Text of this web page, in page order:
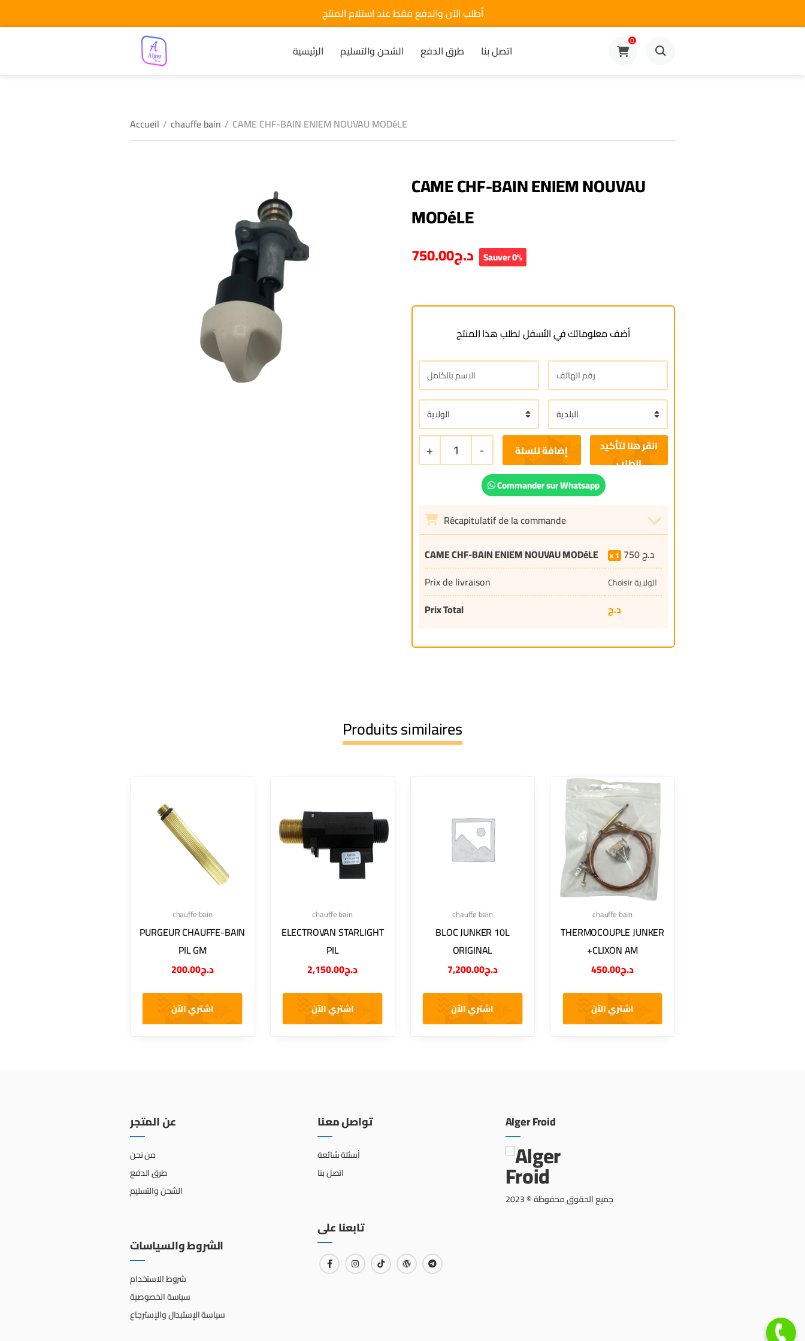
أطلب الآن والدفع فقط عند استلام المنتج
الرئيسية الشحن والتسليم طرق الدفع اتصل بنا
0
Accueil / chauffe bain / CAME CHF-BAIN ENIEM NOUVAU MODéLE
CAME CHF-BAIN ENIEM NOUVAU
MODéLE
د.ج750.00 Sauver 0%
أضف معلوماتك في الأسفل لطلب هذا المنتج
+ 1 - إضافة للسلة
Commander sur Whatsapp
Récapitulatif de la commande
CAME CHF-BAIN ENIEM NOUVAU MODéLE
1 750د.ج
Prix de livraison
Choisir الولاية
Prix Total د.ج
Produits similaires
chauffe bain
PURGEUR CHAUFFE-BAIN
PIL GM
د.ج200.00
اشتري الآن
chauffe bain
ELECTROVAN STARLIGHT
PIL
د.ج2,150.00
اشتري الآن
chauffe bain
BLOC JUNKER 10L
ORIGINAL
د.ج7,200.00
اشتري الآن
chauffe bain
THERMOCOUPLE JUNKER
+CLIXON AM
د.ج450.00
اشتري الآن
عن المتجر
من نحن
طرق الدفع
الشحن والتسليم
الشروط والسياسات
شروط الاستخدام
سياسة الخصوصية
سياسة الإستبدال والإسترجاع
تواصل معنا
أسئلة شائعة
اتصل بنا
تابعنا على
Alger Froid
جميع الحقوق محفوظة © 2023